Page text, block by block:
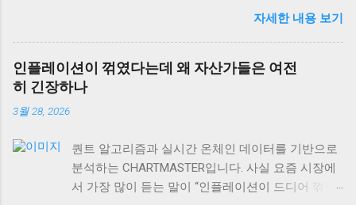
재 글로벌 자산시장을 보면, 이런 단순한 공식이 얼
마나 위험한지 알 수 있어요. 실제로는 금값과 경제
성장의 관계가 훨씬 복잡하고, 때로는 정반대로 작
용하기도 합니다. 오늘은 금값 움직임을 제대로 읽
는 법과 상품시장 수급 동향, 그리고 역발상 투자의
$106.40B USD 에 달하는 상황에서, 전통 자산과 디
지털 자산의 상관관계도 함께 살펴볼게요. 금값과
경제성장, 단순한 반비례 관계가 아니다 많은 사람
자세한 내용 보기
인플레이션이 꺾였다는데 왜 자산가들은 여전
히 긴장하나
3월 28, 2026
퀀트 알고리즘과 실시간 온체인 데이터를 기반으로
분석하는 CHARTMASTER입니다. 사실 요즘 시장에
서 가장 많이 듣는 말이 “인플레이션이 드디어 꺾였